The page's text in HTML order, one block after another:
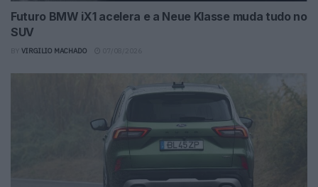
Futuro BMW iX1 acelera e a Neue Klasse muda tudo no
SUV
VIRGILIO MACHADO